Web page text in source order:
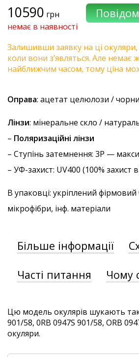
10590 грн
немає в наявності
Залишивши заявку на ці
коли вони з’являться. Але немає
найближчим часом, тому ціна
Оправа: ацетат целюлози /
Лінзи: мінеральне скло /
– Поляризаційні лінзи
– Ступінь затемнення: 3P —
– УФ-захист: UV400 (100% захист
В упаковці: укріплений
мікрофібри, інф. матеріали
Більше інформації
Часті питання Чому
Цю модель окулярів шукають
901/58, 0RB 0947S 901/58, ORB
окуляри.